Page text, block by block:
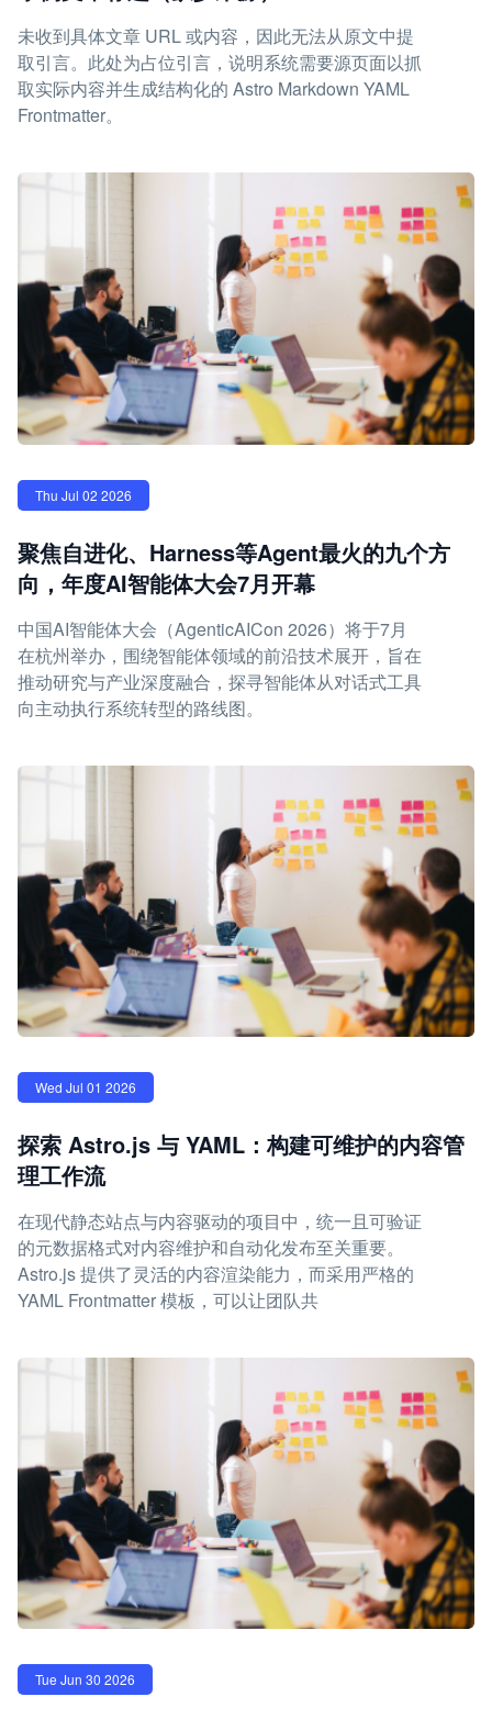
未收到具体文章 URL 或内容，因此无法从原文中提
取引言。此处为占位引言，说明系统需要源页面以抓
取实际内容并生成结构化的 Astro Markdown YAML
Frontmatter。
Thu Jul 02 2026
聚焦自进化、Harness等Agent最火的九个方
向，年度AI智能体大会7月开幕
中国AI智能体大会（AgenticAICon 2026）将于7月
在杭州举办，围绕智能体领域的前沿技术展开，旨在
推动研究与产业深度融合，探寻智能体从对话式工具
向主动执行系统转型的路线图。
Wed Jul 01 2026
探索 Astro.js 与 YAML：构建可维护的内容管
理工作流
在现代静态站点与内容驱动的项目中，统一且可验证
的元数据格式对内容维护和自动化发布至关重要。
Astro.js 提供了灵活的内容渲染能力，而采用严格的
YAML Frontmatter 模板，可以让团队共
Tue Jun 30 2026